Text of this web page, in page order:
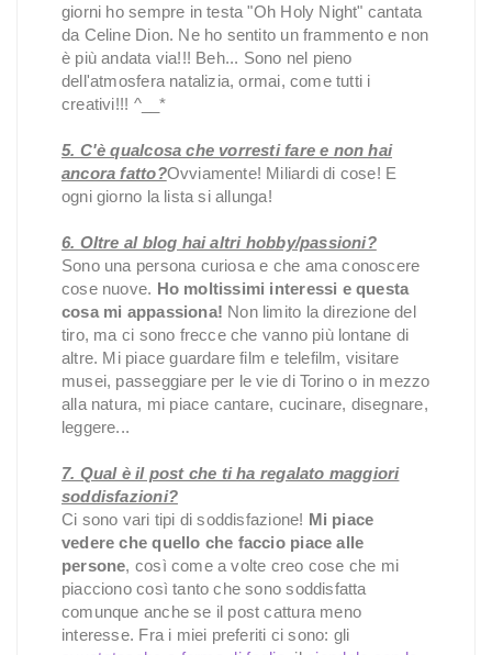
giorni ho sempre in testa "Oh Holy Night" cantata
da Celine Dion. Ne ho sentito un frammento e non
è più andata via!!! Beh... Sono nel pieno
dell'atmosfera natalizia, ormai, come tutti i
creativi!!! ^__*
5. C'è qualcosa che vorresti fare e non hai
ancora fatto?Ovviamente! Miliardi di cose! E
ogni giorno la lista si allunga!
6. Oltre al blog hai altri hobby/passioni?
Sono una persona curiosa e che ama conoscere
cose nuove. Ho moltissimi interessi e questa
cosa mi appassiona! Non limito la direzione del
tiro, ma ci sono frecce che vanno più lontane di
altre. Mi piace guardare film e telefilm, visitare
musei, passeggiare per le vie di Torino o in mezzo
alla natura, mi piace cantare, cucinare, disegnare,
leggere...
7. Qual è il post che ti ha regalato maggiori
soddisfazioni?
Ci sono vari tipi di soddisfazione! Mi piace
vedere che quello che faccio piace alle
persone, così come a volte creo cose che mi
piacciono così tanto che sono soddisfatta
comunque anche se il post cattura meno
interesse. Fra i miei preferiti ci sono: gli